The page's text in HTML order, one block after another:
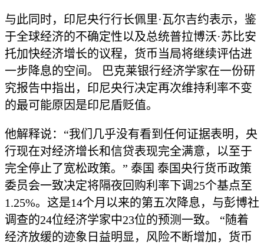
与此同时，印尼央行行长佩里·瓦尔吉约表示，鉴
于全球经济的不确定性以及总统普拉博沃·苏比安
托加快经济增长的议程，货币当局将继续评估进
一步降息的空间。 巴克莱银行经济学家在一份研
究报告中指出，印尼央行决定再次维持利率不变
的最可能原因是印尼盾贬值。
他解释说：“我们几乎没有看到任何证据表明，央
行现在对经济增长和信贷表现完全满意，以至于
完全停止了宽松政策。” 泰国 泰国央行货币政策
委员会一致决定将隔夜回购利率下调25个基点至
1.25%。这是14个月以来的第五次降息，与彭博社
调查的24位经济学家中23位的预测一致。 “随着
经济放缓的迹象日益明显，风险不断增加，货币